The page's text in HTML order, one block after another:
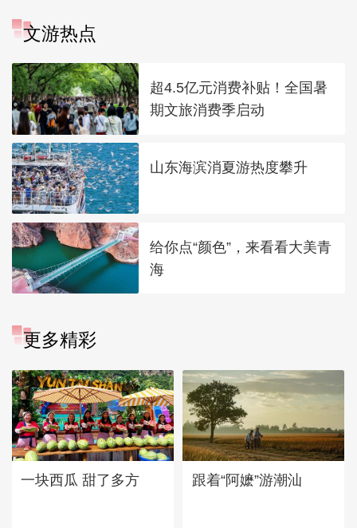
文游热点
超4.5亿元消费补贴！全国暑
期文旅消费季启动
山东海滨消夏游热度攀升
给你点“颜色”，来看看大美青
海
更多精彩
一块西瓜 甜了多方 跟着“阿嬷”游潮汕